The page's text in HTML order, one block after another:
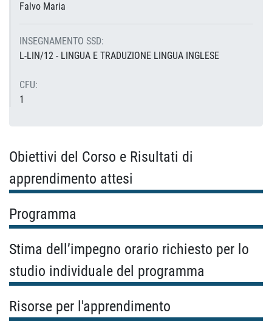
Falvo Maria
INSEGNAMENTO SSD:
L-LIN/12 - LINGUA E TRADUZIONE LINGUA INGLESE
CFU:
1
Obiettivi del Corso e Risultati di
apprendimento attesi
Programma
Stima dell’impegno orario richiesto per lo
studio individuale del programma
Risorse per l'apprendimento